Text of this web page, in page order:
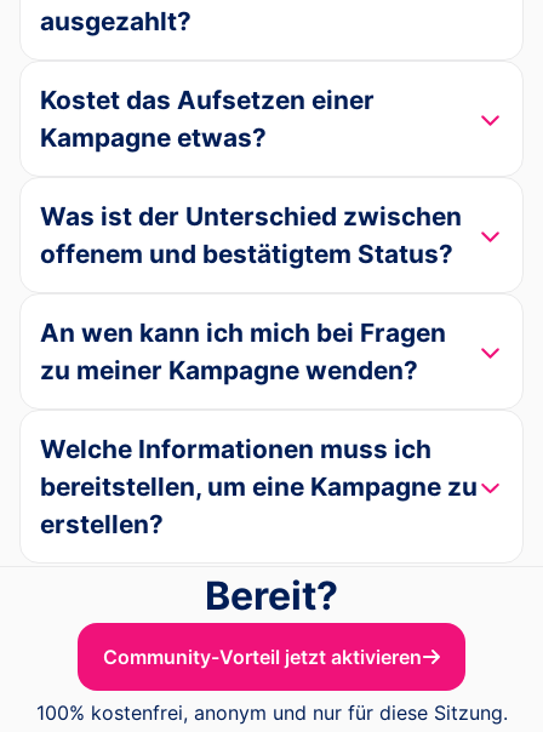
ausgezahlt?
Kostet das Aufsetzen einer
Kampagne etwas?
Was ist der Unterschied zwischen
offenem und bestätigtem Status?
An wen kann ich mich bei Fragen
zu meiner Kampagne wenden?
Welche Informationen muss ich
bereitstellen, um eine Kampagne zu
erstellen?
Bereit?
Community-Vorteil jetzt aktivieren
100% kostenfrei, anonym und nur für diese Sitzung.